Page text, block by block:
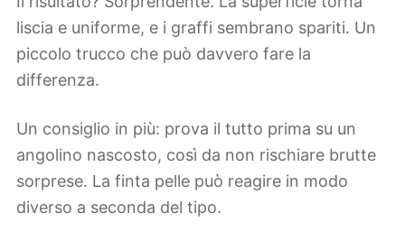
liscia e uniforme, e i graffi sembrano spariti. Un
piccolo trucco che può davvero fare la
differenza.
Un consiglio in più: prova il tutto prima su un
angolino nascosto, così da non rischiare brutte
sorprese. La finta pelle può reagire in modo
diverso a seconda del tipo.